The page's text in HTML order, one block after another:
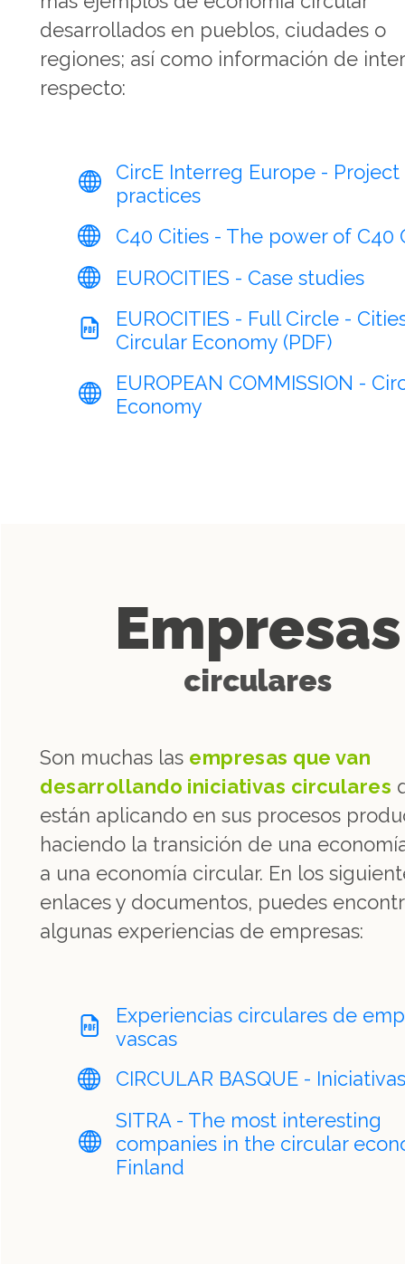
desarrollados en pueblos, ciudades o
regiones; así como información de
respecto:
CircE Interreg Europe -
practices
C40 Cities - The power of C40
EUROCITIES - Case studies
EUROCITIES - Full Circle -
Circular Economy (PDF)
EUROPEAN COMMISSION -
Economy
Empresas
circulares
Son muchas las empresas que van
desarrollando iniciativas circulares
están aplicando en sus procesos
haciendo la transición de una
a una economía circular. En los
enlaces y documentos, puedes
algunas experiencias de empresas:
Experiencias circulares de
vascas
CIRCULAR BASQUE - Iniciativas
SITRA - The most interesting
companies in the circular
Finland